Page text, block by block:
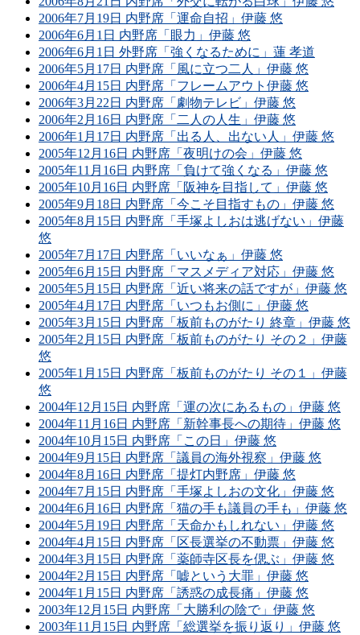
2006年7月19日 内野席「運命自招」伊藤 悠
2006年6月1日 内野席「眼力」伊藤 悠
2006年6月1日 外野席「強くなるために」蓮 孝道
2006年5月17日 内野席「風に立つ二人」伊藤 悠
2006年4月15日 内野席「フレームアウト伊藤 悠
2006年3月22日 内野席「劇物テレビ」伊藤 悠
2006年2月16日 内野席「二人の人生」伊藤 悠
2006年1月17日 内野席「出る人、出ない人」伊藤 悠
2005年12月16日 内野席「夜明けの会」伊藤 悠
2005年11月16日 内野席「負けて強くなる」伊藤 悠
2005年10月16日 内野席「阪神を目指して」伊藤 悠
2005年9月18日 内野席「今こそ目指すもの」伊藤 悠
2005年8月15日 内野席「手塚よしおは逃げない」伊藤
悠
2005年7月17日 内野席「いいなぁ」伊藤 悠
2005年6月15日 内野席「マスメディア対応」伊藤 悠
2005年5月15日 内野席「近い将来の話ですが」伊藤 悠
2005年4月17日 内野席「いつもお側に」伊藤 悠
2005年3月15日 内野席「板前ものがたり 終章」伊藤 悠
2005年2月15日 内野席「板前ものがたり その２」伊藤
悠
2005年1月15日 内野席「板前ものがたり その１」伊藤
悠
2004年12月15日 内野席「運の次にあるもの」伊藤 悠
2004年11月16日 内野席「新幹事長への期待」伊藤 悠
2004年10月15日 内野席「この日」伊藤 悠
2004年9月15日 内野席「議員の海外視察」伊藤 悠
2004年8月16日 内野席「提灯内野席」伊藤 悠
2004年7月15日 内野席「手塚よしおの文化」伊藤 悠
2004年6月16日 内野席「猫の手も議員の手も」伊藤 悠
2004年5月19日 内野席「天命かもしれない」伊藤 悠
2004年4月15日 内野席「区長選挙の不動票」伊藤 悠
2004年3月15日 内野席「薬師寺区長を偲ぶ」伊藤 悠
2004年2月15日 内野席「嘘という大罪」伊藤 悠
2004年1月15日 内野席「誘惑の成長痛」伊藤 悠
2003年12月15日 内野席「大勝利の陰で」伊藤 悠
2003年11月15日 内野席「総選挙を振り返り」伊藤 悠